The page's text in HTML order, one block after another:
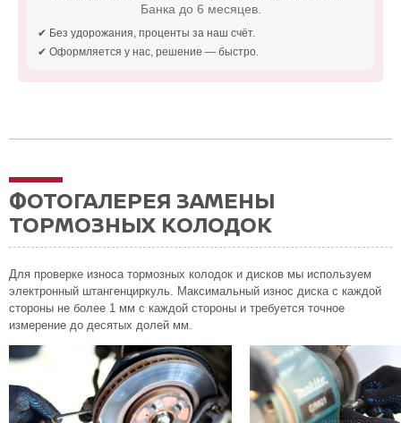
Банка до 6 месяцев.
✔ Без удорожания, проценты за наш счёт.
✔ Оформляется у нас, решение — быстро.
ФОТОГАЛЕРЕЯ ЗАМЕНЫ
ТОРМОЗНЫХ КОЛОДОК
Для проверке износа тормозных колодок и дисков мы используем
электронный штангенциркуль. Максимальный износ диска с каждой
стороны не более 1 мм с каждой стороны и требуется точное
измерение до десятых долей мм.